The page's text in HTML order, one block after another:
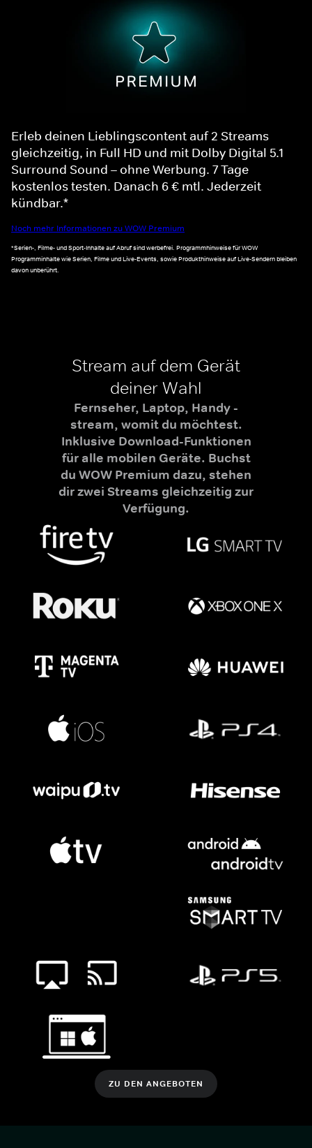
Erleb deinen Lieblingscontent auf 2 Streams
gleichzeitig, in Full HD und mit Dolby Digital 5.1
Surround Sound – ohne Werbung. 7 Tage
kostenlos testen. Danach 6 € mtl. Jederzeit
kündbar.*
Noch mehr Informationen zu WOW Premium
*Serien-, Filme- und Sport-Inhalte auf Abruf sind werbefrei. Programmhinweise für WOW
Programminhalte wie Serien, Filme und Live-Events, sowie Produkthinweise auf Live-Sendern bleiben
davon unberührt.
Stream auf dem Gerät
deiner Wahl
Fernseher, Laptop, Handy -
stream, womit du möchtest.
Inklusive Download-Funktionen
für alle mobilen Geräte. Buchst
du WOW Premium dazu, stehen
dir zwei Streams gleichzeitig zur
Verfügung.
ZU DEN ANGEBOTEN